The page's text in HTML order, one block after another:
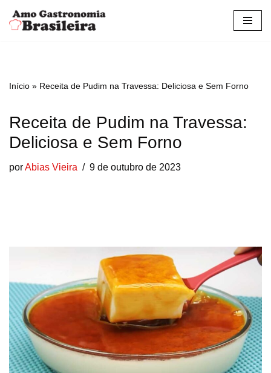
Pular
conteúdo
Início » Receita de Pudim na Travessa: Deliciosa e Sem Forno
Receita de Pudim na Travessa:
Deliciosa e Sem Forno
porAbias Vieira 9 de outubro de 2023